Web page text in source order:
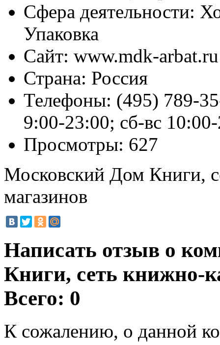
Сфера деятельности:
Упаковка
Сайт: www.mdk-arbat.ru
Страна: Россия
Телефоны: (495) 789-
9:00-23:00; сб-вс
Просмотры: 627
Московский Дом Книги,
магазинов
Написать отзыв о
Книги, сеть книжно-
Всего: 0
К сожалению, о данной